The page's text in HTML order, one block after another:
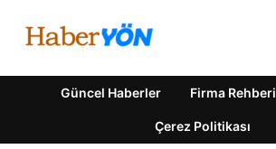
Güncel Haberler Firma Rehberi
Çerez Politikası